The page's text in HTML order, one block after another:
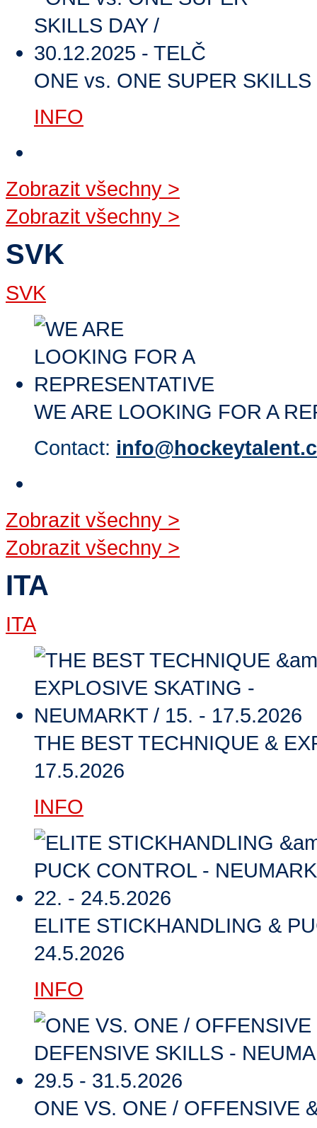
ONE vs. ONE SUPER
INFO
Zobrazit všechny >
Zobrazit všechny >
SVK
SVK
WE ARE LOOKING FOR A
Contact:
Zobrazit všechny >
Zobrazit všechny >
ITA
ITA
THE BEST TECHNIQUE &
17.5.2026
INFO
ELITE STICKHANDLING &
24.5.2026
INFO
ONE VS. ONE / OFFENSIVE